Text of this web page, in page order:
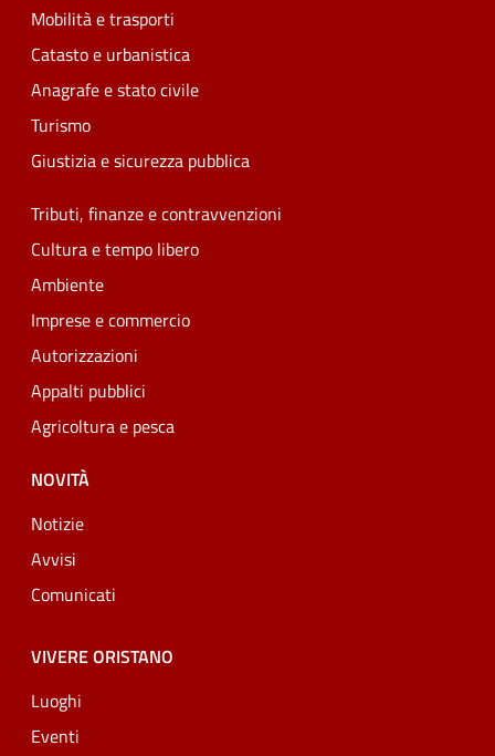
Mobilità e trasporti
Catasto e urbanistica
Anagrafe e stato civile
Turismo
Giustizia e sicurezza pubblica
Tributi, finanze e contravvenzioni
Cultura e tempo libero
Ambiente
Imprese e commercio
Autorizzazioni
Appalti pubblici
Agricoltura e pesca
NOVITÀ
Notizie
Avvisi
Comunicati
VIVERE ORISTANO
Luoghi
Eventi